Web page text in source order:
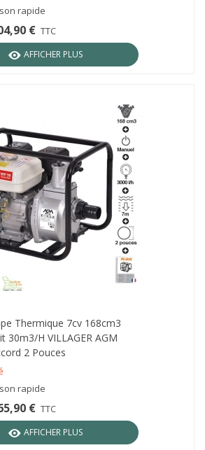
rapide
€ TTC
AFFICHER PLUS
Thermique 7cv 168cm3
30m3/h VILLAGER AGM
2 Pouces
rapide
€ TTC
AFFICHER PLUS